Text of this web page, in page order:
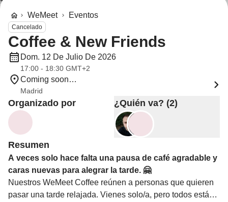
WeMeet Eventos
Cancelado
Coffee & New Friends
Dom. 12 De Julio De 2026
17:00 - 18:30 GMT+2
Coming soon…
Madrid
Organizado por ¿Quién va? (2)
Resumen
A veces solo hace falta una pausa de café agradable y
caras nuevas para alegrar la tarde. 🤗
Nuestros WeMeet Coffee reúnen a personas que quieren
pasar una tarde relajada. Vienes solo/a, pero todos están